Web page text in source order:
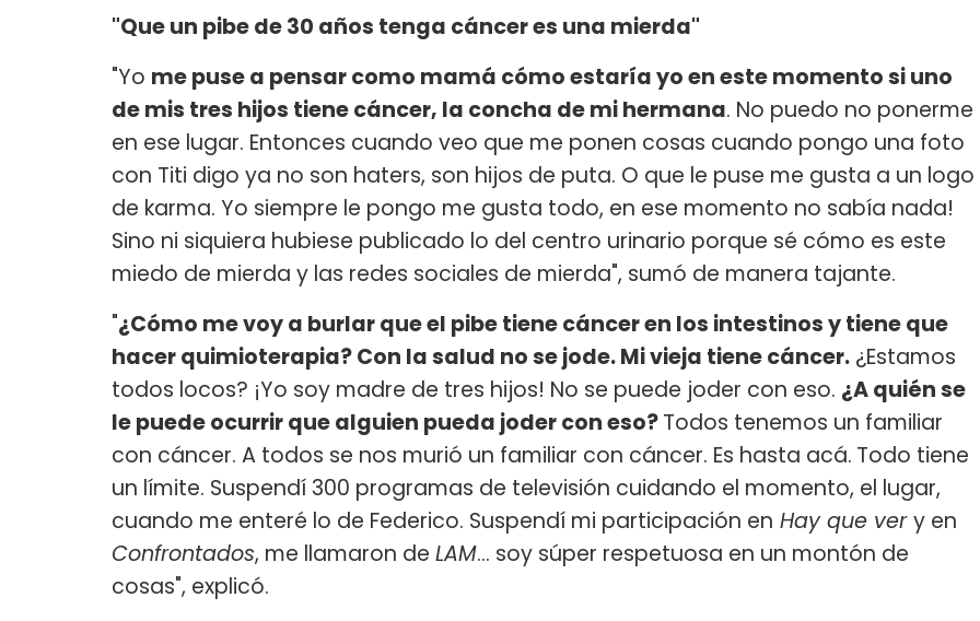
"Que un pibe de 30 años tenga cáncer es una mierda"
"Yo me puse a pensar como mamá cómo estaría yo en este momento si uno
de mis tres hijos tiene cáncer, la concha de mi hermana. No puedo no ponerme
en ese lugar. Entonces cuando veo que me ponen cosas cuando pongo una foto
con Titi digo ya no son haters, son hijos de puta. O que le puse me gusta a un logo
de karma. Yo siempre le pongo me gusta todo, en ese momento no sabía nada!
Sino ni siquiera hubiese publicado lo del centro urinario porque sé cómo es este
miedo de mierda y las redes sociales de mierda", sumó de manera tajante.
"¿Cómo me voy a burlar que el pibe tiene cáncer en los intestinos y tiene que
hacer quimioterapia? Con la salud no se jode. Mi vieja tiene cáncer. ¿Estamos
todos locos? ¡Yo soy madre de tres hijos! No se puede joder con eso. ¿A quién se
le puede ocurrir que alguien pueda joder con eso?Todos tenemos un familiar
con cáncer. A todos se nos murió un familiar con cáncer. Es hasta acá. Todo tiene
un límite. Suspendí 300 programas de televisión cuidando el momento, el lugar,
cuando me enteré lo de Federico. Suspendí mi participación en Hay que very en
Confrontados, me llamaron de LAM... soy súper respetuosa en un montón de
cosas", explicó.